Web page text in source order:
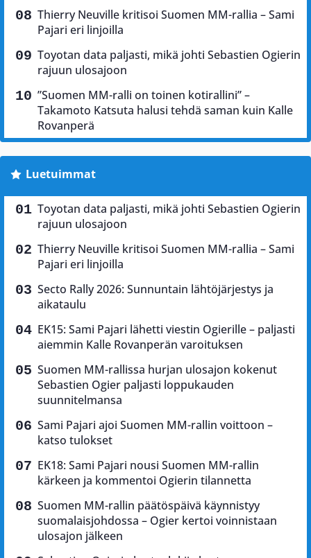
Thierry Neuville kritisoi Suomen MM-rallia – Sami
Pajari eri linjoilla
Toyotan data paljasti, mikä johti Sebastien Ogierin
rajuun ulosajoon
”Suomen MM-ralli on toinen kotirallini” –
Takamoto Katsuta halusi tehdä saman kuin Kalle
Rovanperä
Luetuimmat
Toyotan data paljasti, mikä johti Sebastien Ogierin
rajuun ulosajoon
Thierry Neuville kritisoi Suomen MM-rallia – Sami
Pajari eri linjoilla
Secto Rally 2026: Sunnuntain lähtöjärjestys ja
aikataulu
EK15: Sami Pajari lähetti viestin Ogierille – paljasti
aiemmin Kalle Rovanperän varoituksen
Suomen MM-rallissa hurjan ulosajon kokenut
Sebastien Ogier paljasti loppukauden
suunnitelmansa
Sami Pajari ajoi Suomen MM-rallin voittoon –
katso tulokset
EK18: Sami Pajari nousi Suomen MM-rallin
kärkeen ja kommentoi Ogierin tilannetta
Suomen MM-rallin päätöspäivä käynnistyy
suomalaisjohdossa – Ogier kertoi voinnistaan
ulosajon jälkeen